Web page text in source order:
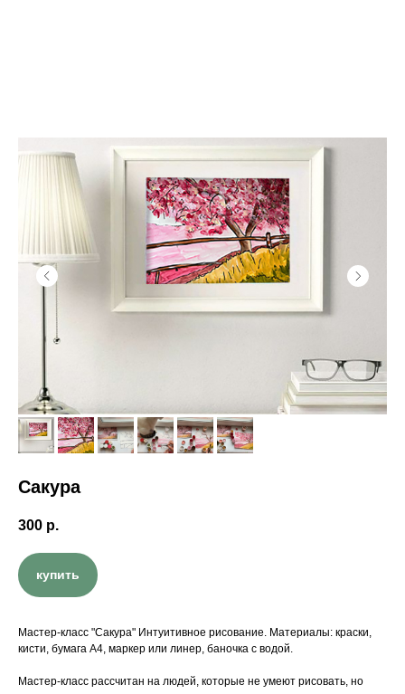
Сакура
300 р.
купить
Мастер-класс "Сакура" Интуитивное рисование. Материалы: краски,
кисти, бумага А4, маркер или линер, баночка с водой.
Мастер-класс рассчитан на людей, которые не умеют рисовать, но